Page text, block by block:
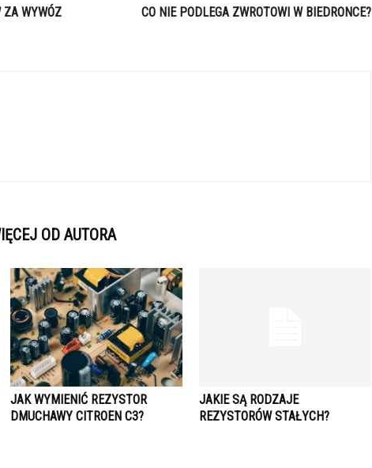
WYWÓZ
CO NIE PODLEGA ZWROTOWI W BIEDRONCE?
OD AUTORA
JAK WYMIENIĆ REZYSTOR
DMUCHAWY CITROEN C3?
JAKIE SĄ RODZAJE
REZYSTORÓW STAŁYCH?